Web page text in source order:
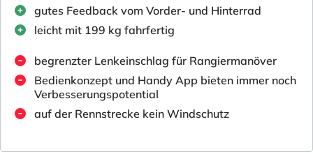
gutes Feedback vom Vorder- und Hinterrad
leicht mit 199 kg fahrfertig
begrenzter Lenkeinschlag für Rangiermanöver
Bedienkonzept und Handy App bieten immer noch
Verbesserungspotential
auf der Rennstrecke kein Windschutz